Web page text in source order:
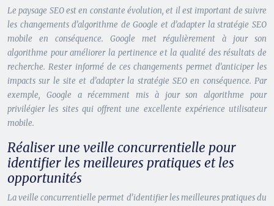
Le paysage SEO est en constante évolution, et il est important de suivre
les changements d’algorithme de Google et d’adapter la stratégie SEO
mobile en conséquence. Google met régulièrement à jour son
algorithme pour améliorer la pertinence et la qualité des résultats de
recherche. Rester informé de ces changements permet d’anticiper les
impacts sur le site et d’adapter la stratégie SEO en conséquence. Par
exemple, Google a récemment mis à jour son algorithme pour
privilégier les sites qui offrent une excellente expérience utilisateur
mobile.
Réaliser une veille concurrentielle pour
identifier les meilleures pratiques et les
opportunités
La veille concurrentielle permet d’identifier les meilleures pratiques du